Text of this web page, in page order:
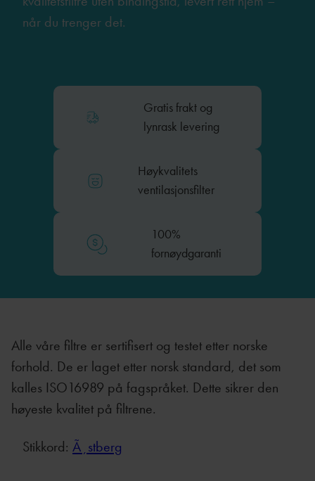
når du trenger det.
Gratis frakt og
lynrask levering
Høykvalitets
ventilasjonsfilter
100%
fornøydgaranti
Alle våre filtre er sertifisert og testet etter norske
forhold. De er laget etter norsk standard, det som
kalles ISO16989 på fagspråket. Dette sikrer den
høyeste kvalitet på filtrene.
Stikkord: Ã¸stberg